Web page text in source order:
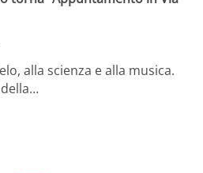
alla scienza e alla musica.